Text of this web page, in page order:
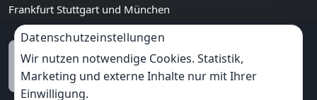
Frankfurt Stuttgart und München
GOOGLE BEWERTUNG
4,4★★★★★
(14Rezensionen)
Datenschutzeinstellungen
Wir nutzen notwendige Cookies. Statistik,
Marketing und externe Inhalte nur mit Ihrer
Einwilligung.